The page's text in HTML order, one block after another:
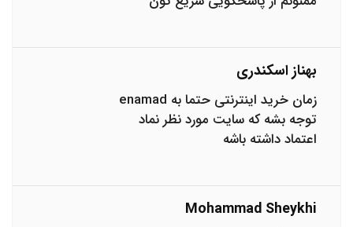
بهناز اسکندری
زمان خرید اینترنتی حتما به enamad
توجه بشه که سایت مورد نظر نماد
اعتماد داشته باشه
Mohammad Sheykhi